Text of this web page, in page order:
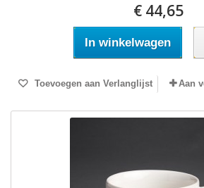
€ 44,65
In winkelwagen
Toevoegen aan Verlanglijst Aan